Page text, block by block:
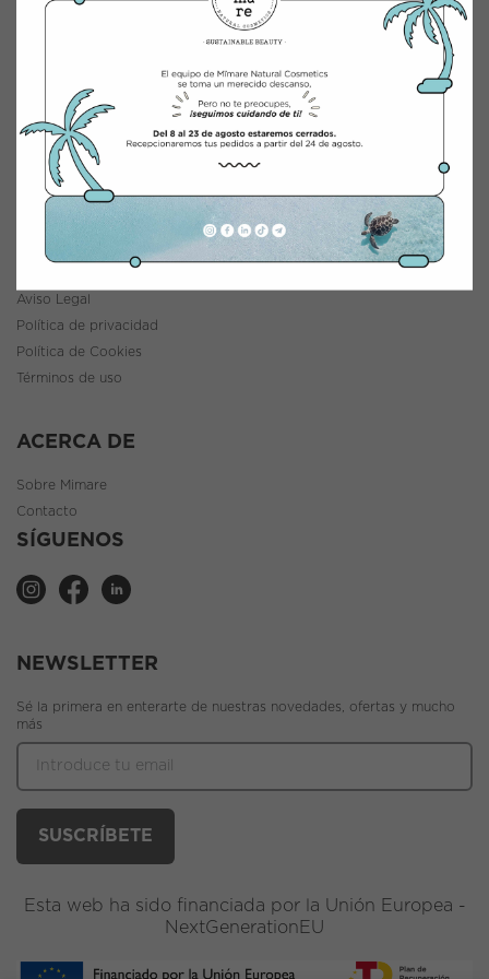
Polígono Industrial Saprelorca, B/111
30817 Lorca (Murcia), España
www.mimarenaturalcosmetics.com
Teléfono:968 47 60 59
Aviso Legal
Política de privacidad
Política de Cookies
Términos de uso
ACERCA DE
Sobre Mimare
Contacto
SÍGUENOS
NEWSLETTER
Sé la primera en enterarte de nuestras novedades, ofertas y mucho
más
Esta web ha sido financiada por la Unión Europea -
NextGenerationEU